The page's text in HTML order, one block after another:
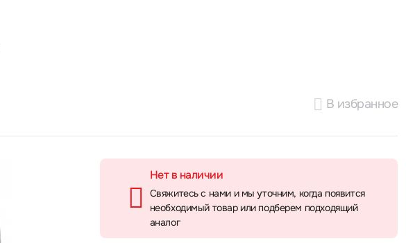
В избранное
Нет в наличии
Свяжитесь с нами и мы уточним, когда появится
необходимый товар или подберем подходящий
аналог